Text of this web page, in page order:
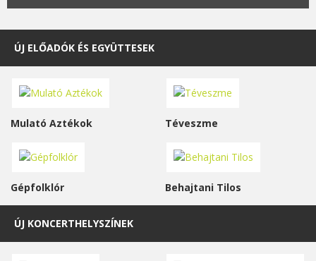
ÚJ ELŐADÓK ÉS EGYÜTTESEK
Mulató Aztékok Téveszme
Gépfolklór Behajtani Tilos
ÚJ KONCERTHELYSZÍNEK